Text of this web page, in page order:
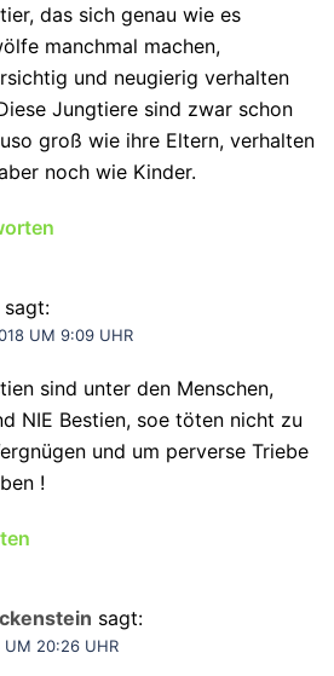
das sich genau wie es
manchmal machen,
und neugierig verhalten
Jungtiere sind zwar schon
groß wie ihre Eltern, verhalten
noch wie Kinder.
sagt:
UM 9:09 UHR
sind unter den Menschen,
NIE Bestien, soe töten nicht zu
und um perverse Triebe
!
sagt:
UM 20:26 UHR